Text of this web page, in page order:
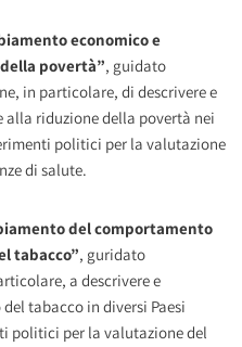
economico e
povertà”, guidato
in particolare, di descrivere e
riduzione della povertà nei
politici per la valutazione
di salute.
del comportamento
tabacco”, guridato
a descrivere e
tabacco in diversi Paesi
politici per la valutazione del